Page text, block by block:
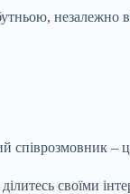
–
своїми